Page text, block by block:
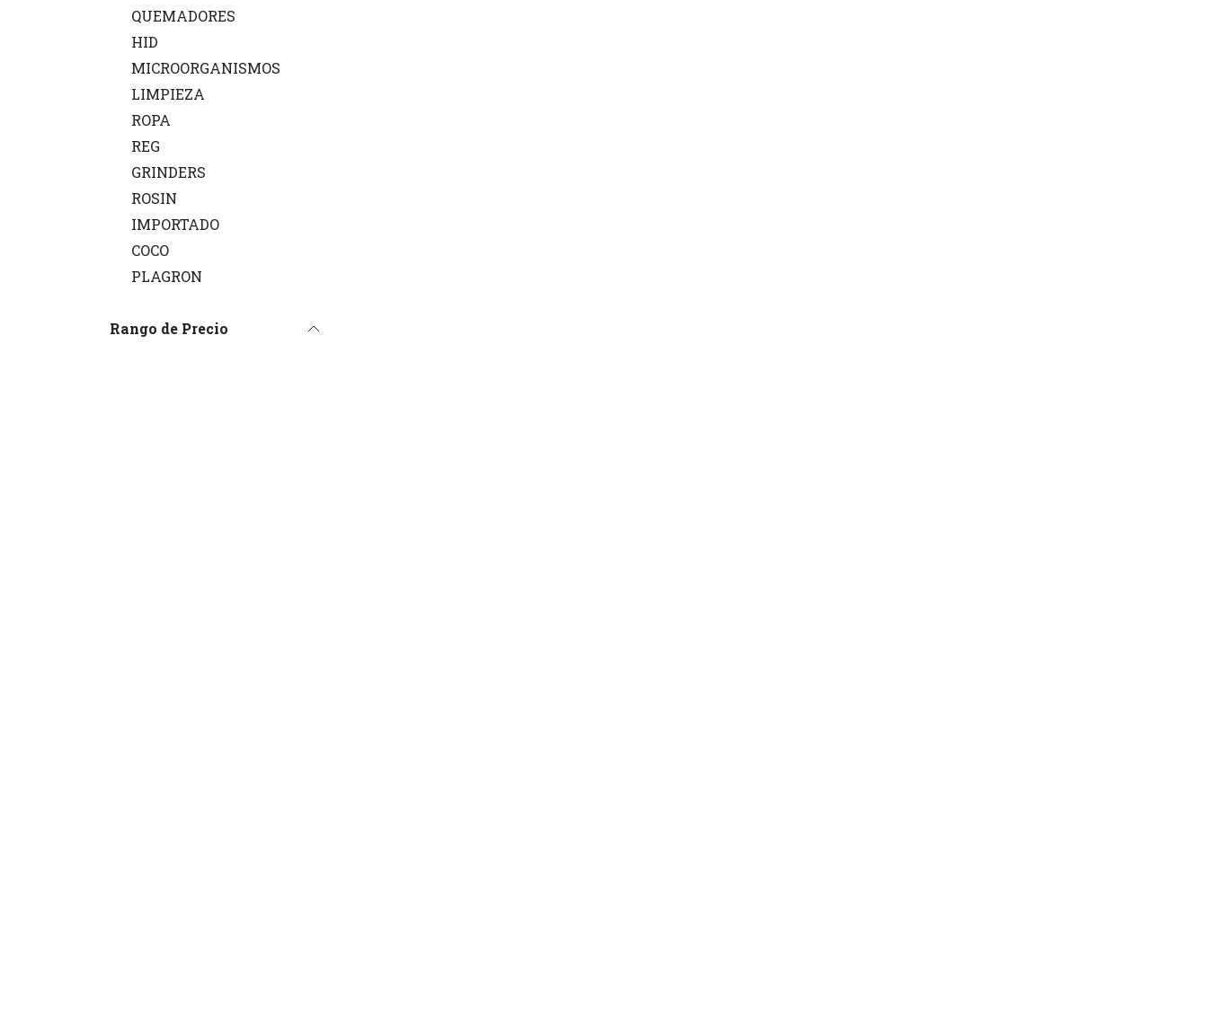
QUEMADORES
HID
MICROORGANISMOS
LIMPIEZA
ROPA
REG
GRINDERS
ROSIN
IMPORTADO
COCO
PLAGRON
Rango de Precio